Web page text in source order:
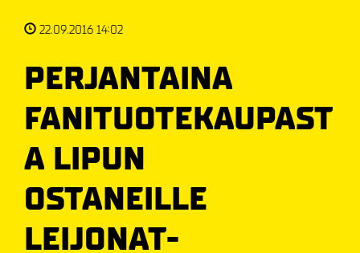
22.09.2016 14:02
PERJANTAINA
FANITUOTEKAUPAST
A LIPUN
OSTANEILLE
LEIJONAT-